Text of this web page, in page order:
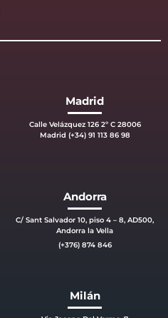
Madrid
Calle Velázquez 126 2º C 28006
Madrid (+34) 91 113 86 98
Andorra
C/ Sant Salvador 10, piso 4 – 8, AD500,
Andorra la Vella
(+376) 874 846
Milán